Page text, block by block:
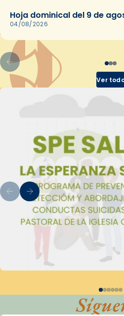
Hoja dominical del 9 de
04/08/2026
Ver